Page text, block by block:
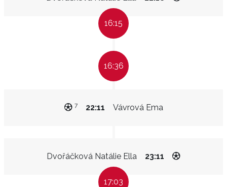
16:15
16:36
Vávrová Ema
22:11
7
Dvořáčková Natálie Ella 23:11
17:03